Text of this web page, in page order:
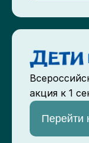
акция к 1
Перейти